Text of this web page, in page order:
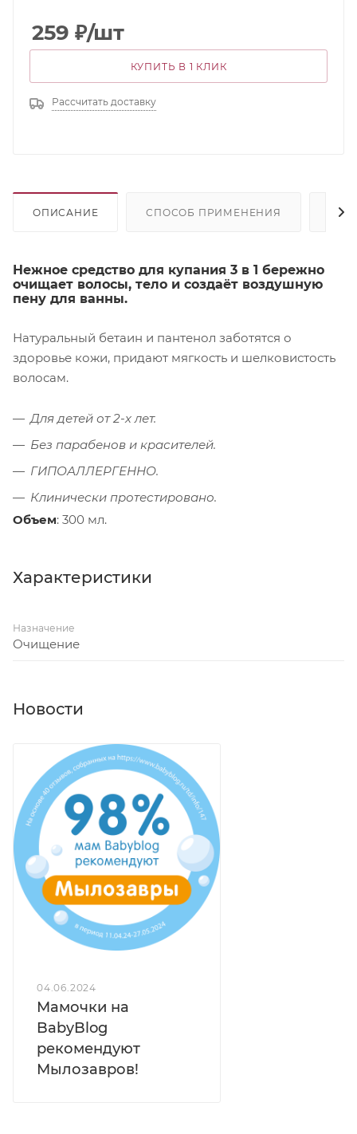
259 ₽/шт
КУПИТЬ В 1 КЛИК
Рассчитать доставку
ОПИСАНИЕ СПОСОБ ПРИМЕНЕНИЯ
Нежное средство для купания 3 в 1 бережно
очищает волосы, тело и создаёт воздушную
пену для ванны.
Натуральный бетаин и пантенол заботятся о
здоровье кожи, придают мягкость и шелковистость
волосам.
Для детей от 2-х лет.
Без парабенов и красителей.
ГИПОАЛЛЕРГЕННО.
Клинически протестировано.
Объем: 300 мл.
Характеристики
Назначение
Очищение
Новости
04.06.2024
Мамочки на
BabyBlog
рекомендуют
Мылозавров!